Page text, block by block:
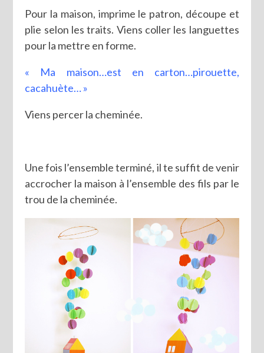
Pour la maison, imprime le patron, découpe et
plie selon les traits. Viens coller les languettes
pour la mettre en forme.
« Ma maison…est en carton…pirouette,
cacahuète… »
Viens percer la cheminée.
Une fois l’ensemble terminé, il te suffit de venir
accrocher la maison à l’ensemble des fils par le
trou de la cheminée.